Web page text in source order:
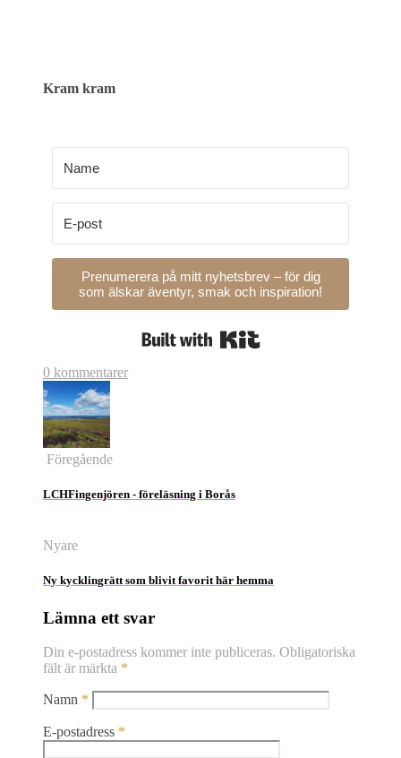
Kram kram
Prenumerera på mitt nyhetsbrev – för dig
som älskar äventyr, smak och inspiration!
0 kommentarer
Föregående
LCHFingenjören - föreläsning i Borås
Nyare
Ny kycklingrätt som blivit favorit här hemma
Lämna ett svar
Din e-postadress kommer inte publiceras. Obligatoriska
fält är märkta *
Namn *
E-postadress *